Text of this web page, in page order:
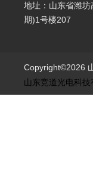
地址：山东省潍
期)1号楼207
Copyright©2026
山东竞道光电科